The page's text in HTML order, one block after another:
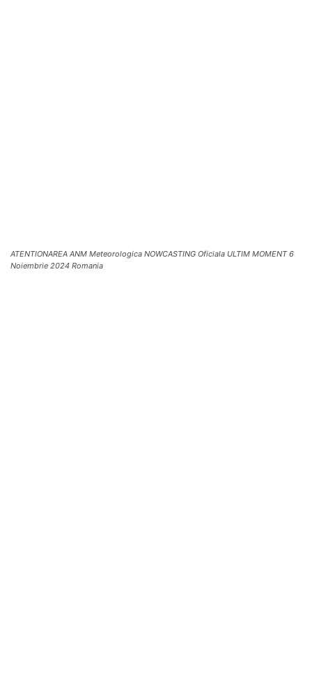
ATENTIONAREA ANM Meteorologica NOWCASTING Oficiala ULTIM MOMENT 6
Noiembrie 2024 Romania